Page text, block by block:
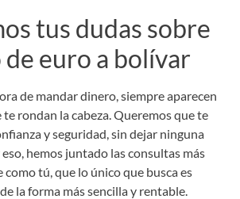
tus dudas sobre
de euro a bolívar
de mandar dinero, siempre aparecen
rondan la cabeza. Queremos que te
y seguridad, sin dejar ninguna
hemos juntado las consultas más
tú, que lo único que busca es
la forma más sencilla y rentable.